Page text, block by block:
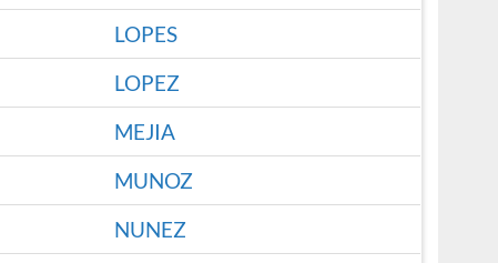
LOPES
LOPEZ
MEJIA
MUNOZ
NUNEZ